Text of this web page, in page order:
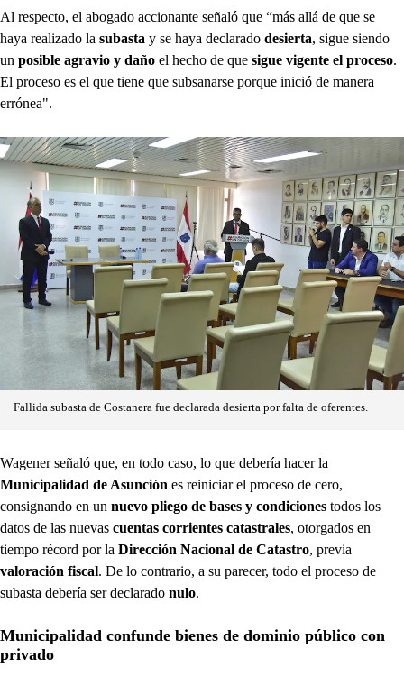
Al respecto, el abogado accionante señaló que “más allá de que se
haya realizado la subasta y se haya declarado desierta, sigue siendo
un posible agravio y daño el hecho de que sigue vigente el proceso.
El proceso es el que tiene que subsanarse porque inició de manera
errónea".
Fallida subasta de Costanera fue declarada desierta por falta de oferentes.
Wagener señaló que, en todo caso, lo que debería hacer la
Municipalidad de Asunción es reiniciar el proceso de cero,
consignando en un nuevo pliego de bases y condiciones todos los
datos de las nuevas cuentas corrientes catastrales, otorgados en
tiempo récord por la Dirección Nacional de Catastro, previa
valoración fiscal. De lo contrario, a su parecer, todo el proceso de
subasta debería ser declarado nulo.
Municipalidad confunde bienes de dominio público con
privado